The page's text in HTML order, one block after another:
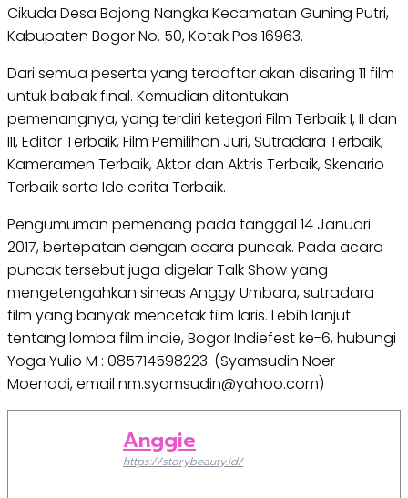
Cikuda Desa Bojong Nangka Kecamatan Guning Putri,
Kabupaten Bogor No. 50, Kotak Pos 16963.
Dari semua peserta yang terdaftar akan disaring 11 film
untuk babak final. Kemudian ditentukan
pemenangnya, yang terdiri ketegori Film Terbaik I, II dan
III, Editor Terbaik, Film Pemilihan Juri, Sutradara Terbaik,
Kameramen Terbaik, Aktor dan Aktris Terbaik, Skenario
Terbaik serta Ide cerita Terbaik.
Pengumuman pemenang pada tanggal 14 Januari
2017, bertepatan dengan acara puncak. Pada acara
puncak tersebut juga digelar Talk Show yang
mengetengahkan sineas Anggy Umbara, sutradara
film yang banyak mencetak film laris. Lebih lanjut
tentang lomba film indie, Bogor Indiefest ke-6, hubungi
Yoga Yulio M : 085714598223. (Syamsudin Noer
Moenadi, email nm.syamsudin@yahoo.com)
Anggie
https://storybeauty.id/